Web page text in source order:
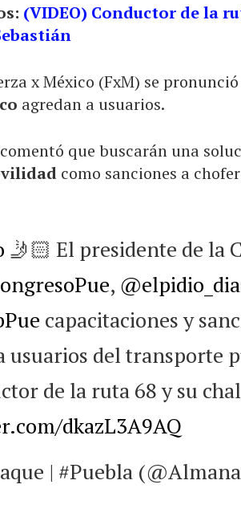
(VIDEO) Conductor de la
x México (FxM) se
agredan a usuarios.
que buscarán una
como sanciones a
🤳🏻 El presidente de la
,
capacitaciones y
usuarios del transporte
de la ruta 68 y su
dkazL3A9AQ
| #Puebla